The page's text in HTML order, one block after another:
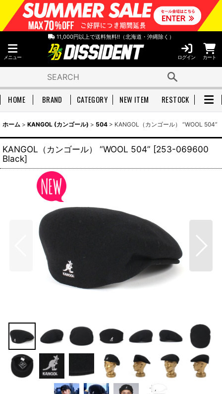
11,000円以上で送料無料!!（北海道・沖縄除く）
メニュー ログイン カート
HOME BRAND CATEGORY NEW ITEM RESTOCK
ホーム > KANGOL (カンゴール) > 504 > KANGOL（カンゴール） “WOOL 504”
KANGOL（カンゴール） “WOOL 504” [253-069600
Black]